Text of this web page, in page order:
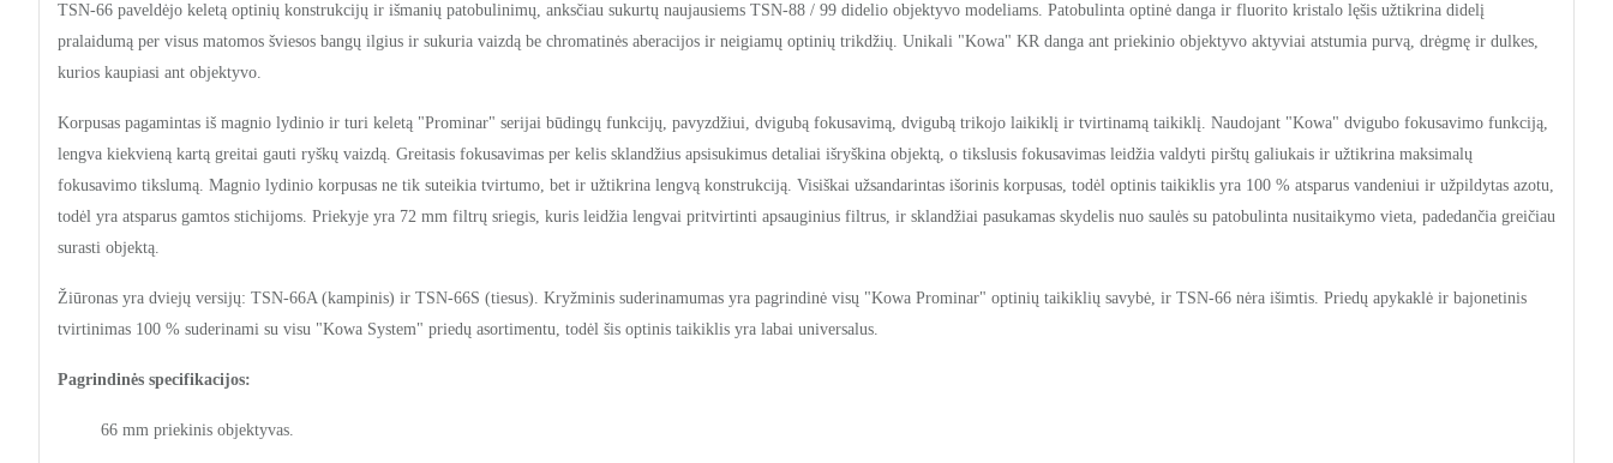
TSN-66 paveldėjo keletą optinių konstrukcijų ir išmanių patobulinimų, anksčiau sukurtų naujausiems TSN-88 / 99 didelio objektyvo modeliams. Patobulinta optinė danga ir fluorito kristalo lęšis užtikrina didelį
pralaidumą per visus matomos šviesos bangų ilgius ir sukuria vaizdą be chromatinės aberacijos ir neigiamų optinių trikdžių. Unikali "Kowa" KR danga ant priekinio objektyvo aktyviai atstumia purvą, drėgmę ir dulkes,
kurios kaupiasi ant objektyvo.
Korpusas pagamintas iš magnio lydinio ir turi keletą "Prominar" serijai būdingų funkcijų, pavyzdžiui, dvigubą fokusavimą, dvigubą trikojo laikiklį ir tvirtinamą taikiklį. Naudojant "Kowa" dvigubo fokusavimo funkciją,
lengva kiekvieną kartą greitai gauti ryškų vaizdą. Greitasis fokusavimas per kelis sklandžius apsisukimus detaliai išryškina objektą, o tikslusis fokusavimas leidžia valdyti pirštų galiukais ir užtikrina maksimalų
fokusavimo tikslumą. Magnio lydinio korpusas ne tik suteikia tvirtumo, bet ir užtikrina lengvą konstrukciją. Visiškai užsandarintas išorinis korpusas, todėl optinis taikiklis yra 100 % atsparus vandeniui ir užpildytas azotu,
todėl yra atsparus gamtos stichijoms. Priekyje yra 72 mm filtrų sriegis, kuris leidžia lengvai pritvirtinti apsauginius filtrus, ir sklandžiai pasukamas skydelis nuo saulės su patobulinta nusitaikymo vieta, padedančia greičiau
surasti objektą.
Žiūronas yra dviejų versijų: TSN-66A (kampinis) ir TSN-66S (tiesus). Kryžminis suderinamumas yra pagrindinė visų "Kowa Prominar" optinių taikiklių savybė, ir TSN-66 nėra išimtis. Priedų apykaklė ir bajonetinis
tvirtinimas 100 % suderinami su visu "Kowa System" priedų asortimentu, todėl šis optinis taikiklis yra labai universalus.
Pagrindinės specifikacijos:
66 mm priekinis objektyvas.